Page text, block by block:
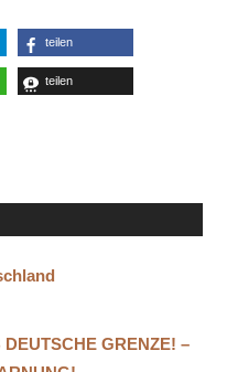
teilen
teilen
GRENZE! –